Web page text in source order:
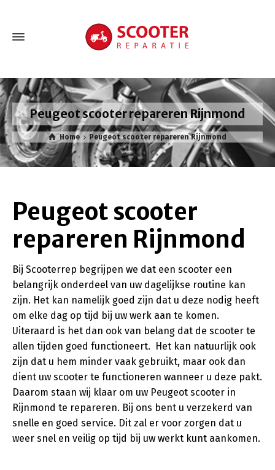
Peugeot scooter repareren Rijnmond
Home Peugeot scooter repareren Rijnmond
Peugeot scooter
repareren Rijnmond
Bij Scooterrep begrijpen we dat een scooter een
belangrijk onderdeel van uw dagelijkse routine kan
zijn. Het kan namelijk goed zijn dat u deze nodig heeft
om elke dag op tijd bij uw werk aan te komen.
Uiteraard is het dan ook van belang dat de scooter te
allen tijden goed functioneert. Het kan natuurlijk ook
zijn dat u hem minder vaak gebruikt, maar ook dan
dient uw scooter te functioneren wanneer u deze pakt.
Daarom staan wij klaar om uw Peugeot scooter in
Rijnmond te repareren. Bij ons bent u verzekerd van
snelle en goed service. Dit zal er voor zorgen dat u
weer snel en veilig op tijd bij uw werkt kunt aankomen.